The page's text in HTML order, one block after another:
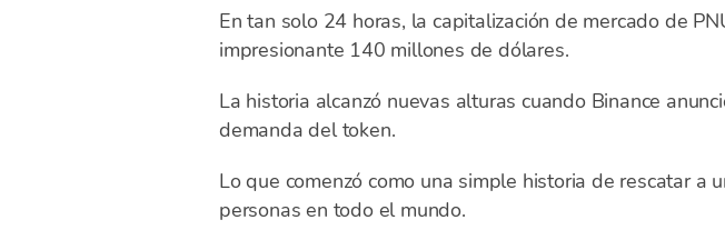
En tan solo 24 horas, la capitalización de mercado de
impresionante 140 millones de dólares.
La historia alcanzó nuevas alturas cuando Binance
demanda del token.
Lo que comenzó como una simple historia de rescatar
personas en todo el mundo.